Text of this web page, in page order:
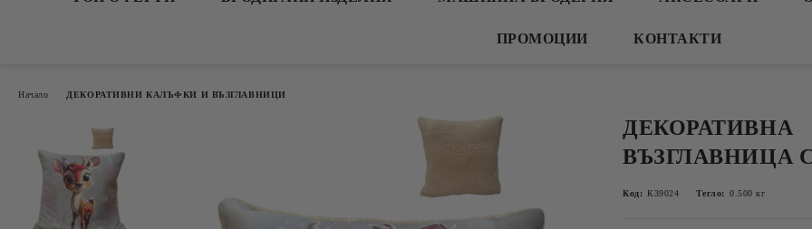
ПРОМОЦИИ КОНТАКТИ
Начало ДЕКОРАТИВНИ КАЛЪФКИ И ВЪЗГЛАВНИЦИ
ДЕКОРАТИВНА
ВЪЗГЛАВНИЦА
Код: К39024 Тегло: 0.500 кг